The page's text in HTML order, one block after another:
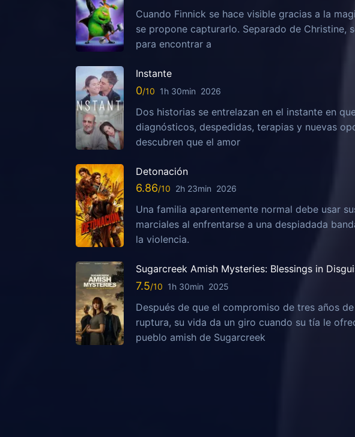
Cuando Finnick se hace visible gracias a la
se propone capturarlo. Separado de Christine,
para encontrar a
Instante
0 1h 30min 2026
Dos historias se entrelazan en el instante en
diagnósticos, despedidas, terapias y nuevas
descubren que el amor
Detonación
6.86 2h 23min 2026
Una familia aparentemente normal debe usar
marciales al enfrentarse a una despiadada
la violencia.
Sugarcreek Amish Mysteries: Blessings in
7.5 1h 30min 2025
Después de que el compromiso de tres años
ruptura, su vida da un giro cuando su tía le
pueblo amish de Sugarcreek